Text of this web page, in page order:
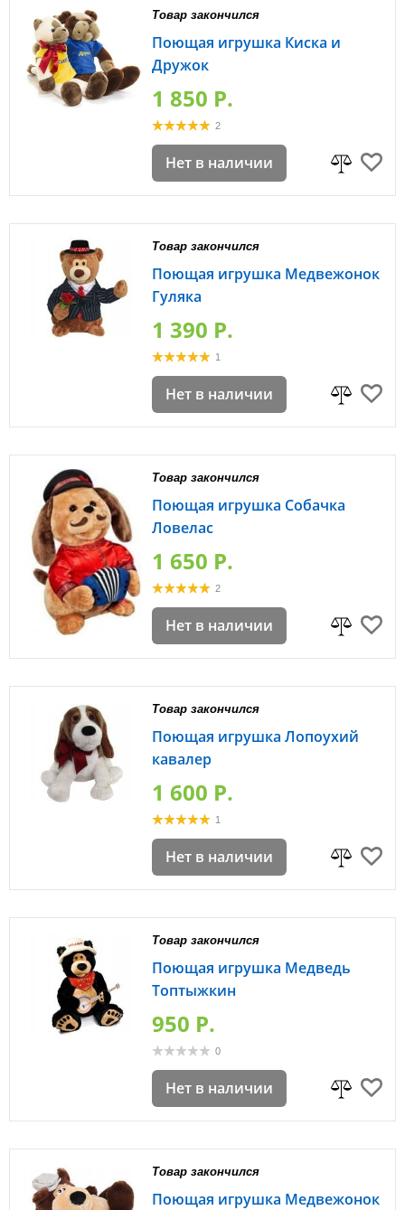
Товар закончился
Поющая игрушка Киска и
Дружок
1 850 P.
2
Нет в наличии
Товар закончился
Поющая игрушка Медвежонок
Гуляка
1 390 P.
1
Нет в наличии
Товар закончился
Поющая игрушка Собачка
Ловелас
1 650 P.
2
Нет в наличии
Товар закончился
Поющая игрушка Лопоухий
кавалер
1 600 P.
1
Нет в наличии
Товар закончился
Поющая игрушка Медведь
Топтыжкин
950 P.
0
Нет в наличии
Товар закончился
Поющая игрушка Медвежонок